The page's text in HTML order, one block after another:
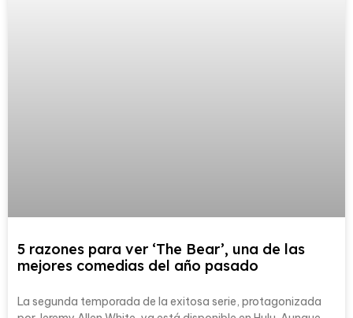
5 razones para ver ‘The Bear’, una de las
mejores comedias del año pasado
La segunda temporada de la exitosa serie, protagonizada